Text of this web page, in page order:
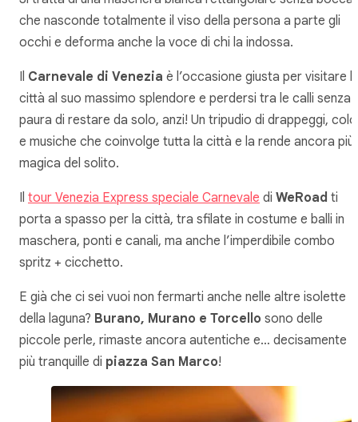
che nasconde totalmente il viso della persona a parte gli
occhi e deforma anche la voce di chi la indossa.
Il Carnevale di Venezia è l’occasione giusta per visitare
città al suo massimo splendore e perdersi tra le calli senza
paura di restare da solo, anzi! Un tripudio di drappeggi,
e musiche che coinvolge tutta la città e la rende ancora più
magica del solito.
Il tour Venezia Express speciale Carnevale di WeRoad ti
porta a spasso per la città, tra sfilate in costume e balli in
maschera, ponti e canali, ma anche l’imperdibile combo
spritz + cicchetto.
E già che ci sei vuoi non fermarti anche nelle altre isolette
della laguna? Burano, Murano e Torcello sono delle
piccole perle, rimaste ancora autentiche e… decisamente
più tranquille di piazza San Marco!